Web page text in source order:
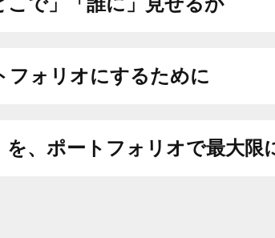
フォリオにするために
、 ポートフォリオで最大限